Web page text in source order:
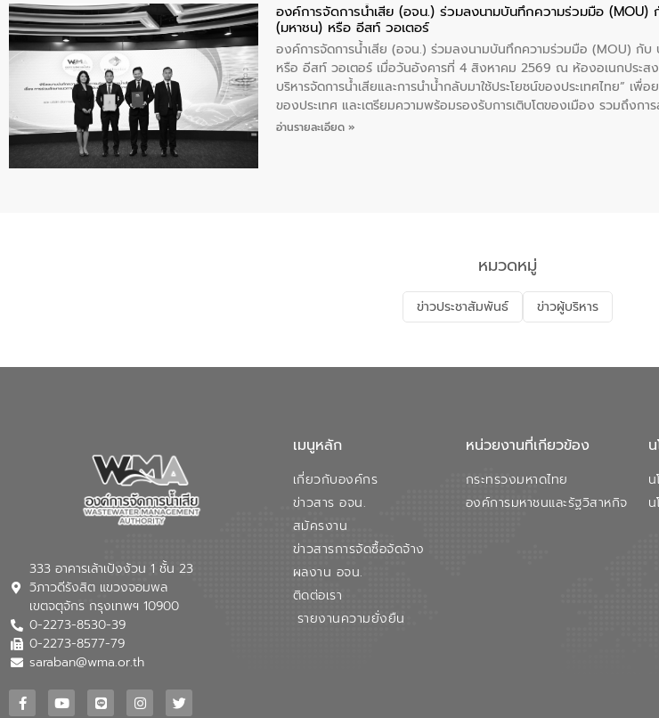
องค์การจัดการน้ำเสีย (อจน.) ร่วมลงนามบันทึกความร่วมมือ
(มหาชน) หรือ อีสท์ วอเตอร์
องค์การจัดการน้ำเสีย (อจน.) ร่วมลงนามบันทึกความร่วมมือ (MOU) กั
หรือ อีสท์ วอเตอร์ เมื่อวันอังคารที่ 4 สิงหาคม 2569 ณ ห้องอเนกประส
บริหารจัดการน้ำเสียและการนำน้ำกลับมาใช้ประโยชน์ของประเทศไทย” เ
ของประเทศ และเตรียมความพร้อมรองรับการเติบโตของเมือง รวมถึง
ท้าทายจากวิกฤตการเปลี่ยนแปลงสภาพภูมิอากาศและความเสี่ยงภัยแล้งใน
ตลอดระบบ โดยการนำน้ำบำบัดกลับมาใช้ใหม่จะช่วยลดการพึ่งพาน้ำธรรม
ความร่วมมือระหว่างภาครัฐและภาคเอกชนในครั้งนี้ นับเป็นก้าวสำคัญของ
ฐานด้านน้ำของประเทศ เพื่อยกระดับประสิทธิภาพการใช้ทรัพยากรน้ำให้เกิ
อ่านรายละเอียด »
หมวดหมู่
ข่าวประชาสัมพันธ์ ข่าวผู้บริหาร
333 อาคารเล้าเป้งง้วน 1 ชั้น 23
วิภาวดีรังสิต แขวงจอมพล
เขตจตุจักร กรุงเทพฯ 10900
0-2273-8530-39
0-2273-8577-79
saraban@wma.or.th
เมนูหลัก
เกี่ยวกับองค์กร
ข่าวสาร อจน.
สมัครงาน
ข่าวสารการจัดซื้อจัดจ้าง
ผลงาน อจน.
ติดต่อเรา
รายงานความยั่งยืน
หน่วยงานที่เกียวข้อง
กระทรวงมหาดไทย
องค์การมหาชนและรัฐวิสาหกิจ